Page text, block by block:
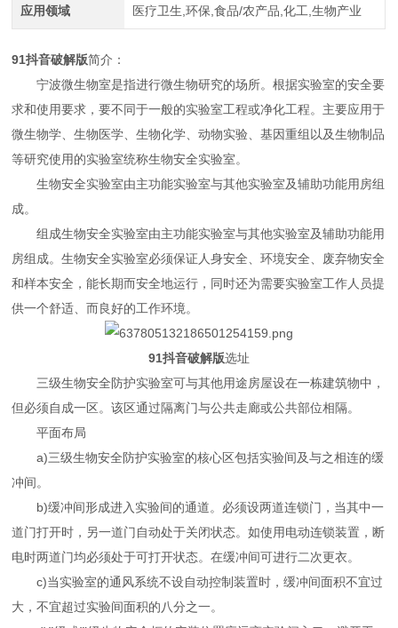
应用领域 医疗卫生,环保,食品/农产品,化工,生物产业
91抖音破解版简介：
宁波微生物室是指进行微生物研究的场所。根据实验室的安全要
求和使用要求，要不同于一般的实验室工程或净化工程。主要应用于
微生物学、生物医学、生物化学、动物实验、基因重组以及生物制品
等研究使用的实验室统称生物安全实验室。
生物安全实验室由主功能实验室与其他实验室及辅助功能用房组
成。
组成生物安全实验室由主功能实验室与其他实验室及辅助功能用
房组成。生物安全实验室必须保证人身安全、环境安全、废弃物安全
和样本安全，能长期而安全地运行，同时还为需要实验室工作人员提
供一个舒适、而良好的工作环境。
91抖音破解版选址
三级生物安全防护实验室可与其他用途房屋设在一栋建筑物中，
但必须自成一区。该区通过隔离门与公共走廊或公共部位相隔。
平面布局
a)三级生物安全防护实验室的核心区包括实验间及与之相连的缓
冲间。
b)缓冲间形成进入实验间的通道。必须设两道连锁门，当其中一
道门打开时，另一道门自动处于关闭状态。如使用电动连锁装置，断
电时两道门均必须处于可打开状态。在缓冲间可进行二次更衣。
c)当实验室的通风系统不设自动控制装置时，缓冲间面积不宜过
大，不宜超过实验间面积的八分之一。